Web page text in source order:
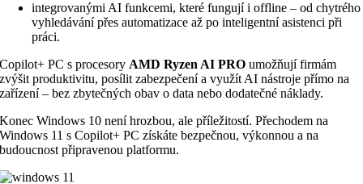
integrovanými AI funkcemi, které fungují i offline – od chytrého
vyhledávání přes automatizace až po inteligentní asistenci při
práci.
Copilot+ PC s procesory AMD Ryzen AI PRO umožňují firmám
zvýšit produktivitu, posílit zabezpečení a využít AI nástroje přímo na
zařízení – bez zbytečných obav o data nebo dodatečné náklady.
Konec Windows 10 není hrozbou, ale příležitostí. Přechodem na
Windows 11 s Copilot+ PC získáte bezpečnou, výkonnou a na
budoucnost připravenou platformu.